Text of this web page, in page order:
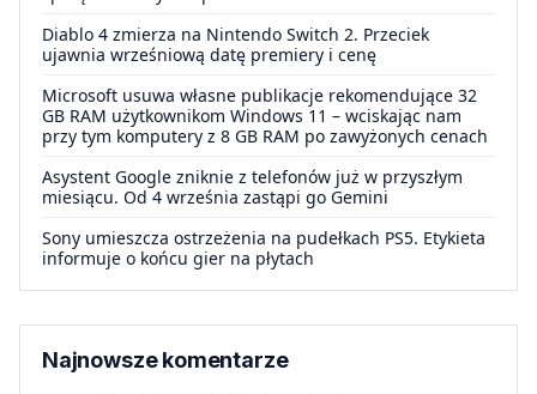
Diablo 4 zmierza na Nintendo Switch 2. Przeciek
ujawnia wrześniową datę premiery i cenę
Microsoft usuwa własne publikacje rekomendujące 32
GB RAM użytkownikom Windows 11 – wciskając nam
przy tym komputery z 8 GB RAM po zawyżonych cenach
Asystent Google zniknie z telefonów już w przyszłym
miesiącu. Od 4 września zastąpi go Gemini
Sony umieszcza ostrzeżenia na pudełkach PS5. Etykieta
informuje o końcu gier na płytach
Najnowsze komentarze